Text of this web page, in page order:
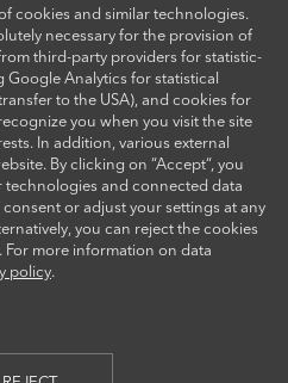
cookies and similar technologies.
necessary for the provision of
third-party providers for statistic-
Analytics for statistical
to the USA), and cookies for
you when you visit the site
In addition, various external
By clicking on “Accept“, you
and connected data
or adjust your settings at any
you can reject the cookies
more information on data
policy.
US
MBH